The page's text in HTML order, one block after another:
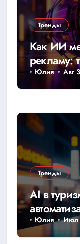
Тренды
Как ИИ
рекламу:
Юлия Авг
Тренды
AI в
Юлия Июл